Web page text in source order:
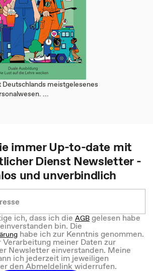
Deutschlands meistgelesenes
...
immer Up-to-date mit
Dienst Newsletter -
und unverbindlich
ich, dass ich dieAGBgelesen habe
bin. Die
habe ich zur Kenntnis genommen.
meiner Daten zur
Newsletter einverstanden. Meine
ich jederzeit im jeweiligen
den Abmeldelink widerrufen.